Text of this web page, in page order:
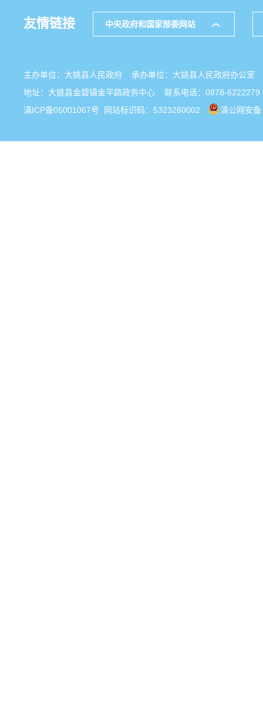
友情链接 中央政府和国家部委网站
主办单位：大姚县人民政府 承办单位：大姚县人民政府办公
地址：大姚县金碧镇金平路政务中心 联系电话：0878-6222279
滇ICP备05001067号 网站标识码：5323260002 滇公网安